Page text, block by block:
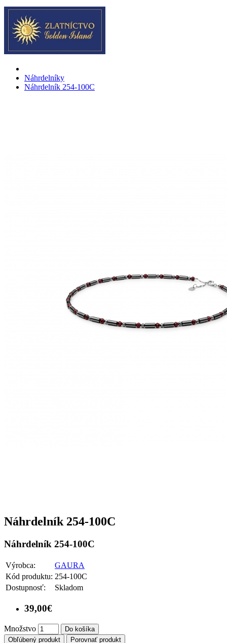
Náhrdelníky
Náhrdelník 254-100C
Náhrdelník 254-100C
Náhrdelník 254-100C
Výrobca:
GAURA
Kód produktu: 254-100C
Dostupnosť:
Skladom
39,00€
Množstvo
Do košíka
Obľúbený produkt
Porovnať produkt